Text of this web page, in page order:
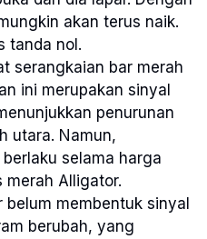
akan terus naik.
tanda nol.
serangkaian bar merah
ini merupakan sinyal
penurunan
utara. Namun,
selama harga
Alligator.
membentuk sinyal
berubah, yang